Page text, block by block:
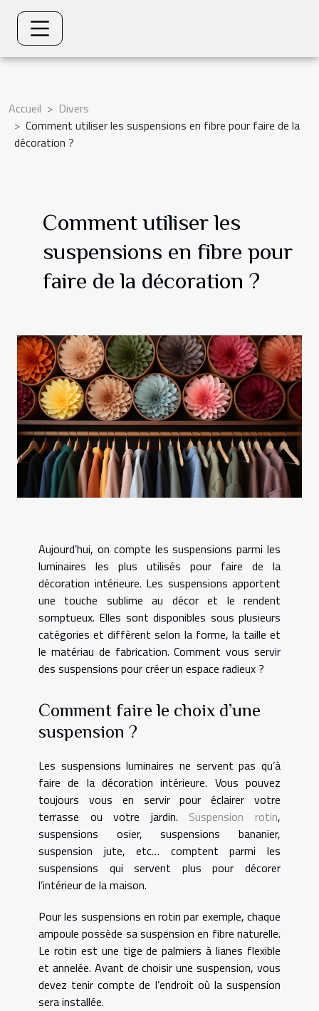
Accueil
Divers
Comment utiliser les suspensions en fibre pour faire de la
décoration ?
Comment utiliser les
suspensions en fibre pour
faire de la décoration ?
Aujourd’hui, on compte les suspensions parmi les
luminaires les plus utilisés pour faire de la
décoration intérieure. Les suspensions apportent
une touche sublime au décor et le rendent
somptueux. Elles sont disponibles sous plusieurs
catégories et diffèrent selon la forme, la taille et
le matériau de fabrication. Comment vous servir
des suspensions pour créer un espace radieux ?
Comment faire le choix d’une
suspension ?
Les suspensions luminaires ne servent pas qu’à
faire de la décoration intérieure. Vous pouvez
toujours vous en servir pour éclairer votre
terrasse ou votre jardin. Suspension rotin,
suspensions osier, suspensions bananier,
suspension jute, etc… comptent parmi les
suspensions qui servent plus pour décorer
l’intérieur de la maison.
Pour les suspensions en rotin par exemple, chaque
ampoule possède sa suspension en fibre naturelle.
Le rotin est une tige de palmiers à lianes flexible
et annelée. Avant de choisir une suspension, vous
devez tenir compte de l’endroit où la suspension
sera installée.